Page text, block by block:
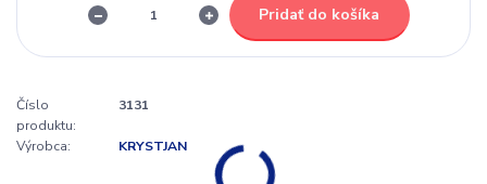
Pridať do košíka
Číslo
produktu:
3131
Výrobca: KRYSTJAN